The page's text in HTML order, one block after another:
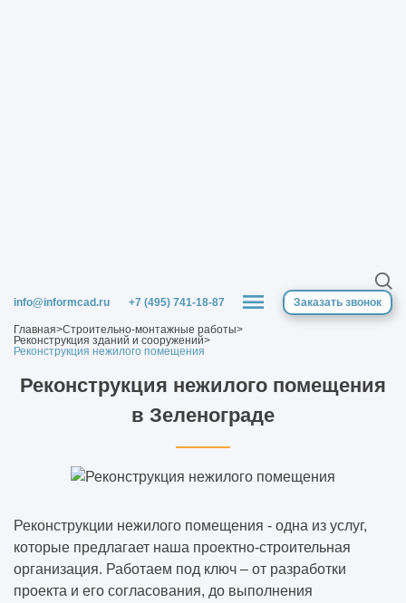
info@informcad.ru +7 (495) 741-18-87 Заказать звонок
Главная>Строительно-монтажные работы>
Реконструкция зданий и сооружений>
Реконструкция нежилого помещения
Реконструкция нежилого помещения
в Зеленограде
Реконструкции нежилого помещения - одна из услуг,
которые предлагает наша проектно-строительная
организация. Работаем под ключ – от разработки
проекта и его согласования, до выполнения